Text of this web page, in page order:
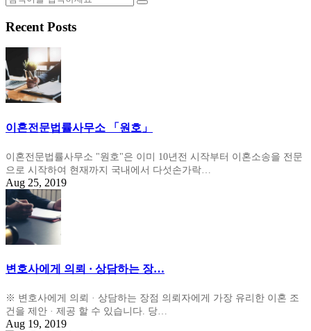
Recent Posts
이혼전문법률사무소 「원호」
이혼전문법률사무소 "원호"은 이미 10년전 시작부터 이혼소송을 전문
으로 시작하여 현재까지 국내에서 다섯손가락…
Aug 25, 2019
변호사에게 의뢰 · 상담하는 장…
※ 변호사에게 의뢰 · 상담하는 장점 의뢰자에게 가장 유리한 이혼 조
건을 제안 · 제공 할 수 있습니다. 당…
Aug 19, 2019